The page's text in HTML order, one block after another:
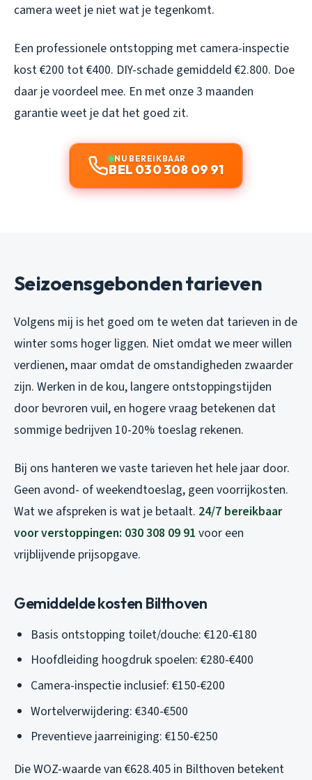
camera weet je niet wat je tegenkomt.
Een professionele ontstopping met camera-inspectie
kost €200 tot €400. DIY-schade gemiddeld €2.800. Doe
daar je voordeel mee. En met onze 3 maanden
garantie weet je dat het goed zit.
NU BEREIKBAAR
BEL 030 308 09 91
Seizoensgebonden tarieven
Volgens mij is het goed om te weten dat tarieven in de
winter soms hoger liggen. Niet omdat we meer willen
verdienen, maar omdat de omstandigheden zwaarder
zijn. Werken in de kou, langere ontstoppingstijden
door bevroren vuil, en hogere vraag betekenen dat
sommige bedrijven 10-20% toeslag rekenen.
Bij ons hanteren we vaste tarieven het hele jaar door.
Geen avond- of weekendtoeslag, geen voorrijkosten.
Wat we afspreken is wat je betaalt. 24/7 bereikbaar
voor verstoppingen: 030 308 09 91 voor een
vrijblijvende prijsopgave.
Gemiddelde kosten Bilthoven
Basis ontstopping toilet/douche: €120-€180
Hoofdleiding hoogdruk spoelen: €280-€400
Camera-inspectie inclusief: €150-€200
Wortelverwijdering: €340-€500
Preventieve jaarreiniging: €150-€250
Die WOZ-waarde van €628.405 in Bilthoven betekent